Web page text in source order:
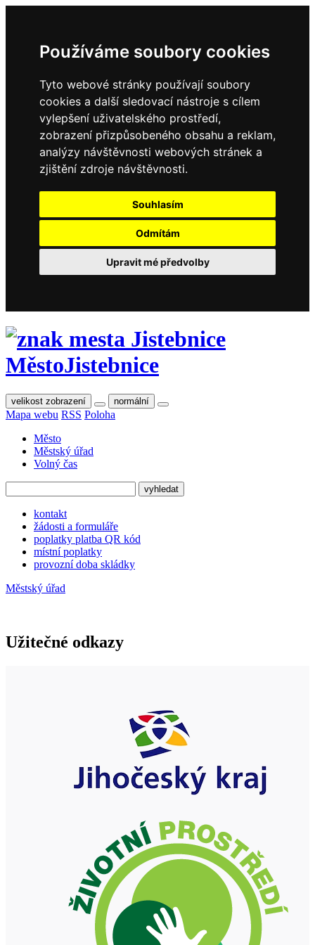
Používáme soubory cookies
Tyto webové stránky používají soubory
cookies a další sledovací nástroje s cílem
vylepšení uživatelského prostředí,
zobrazení přizpůsobeného obsahu a reklam,
analýzy návštěvnosti webových stránek a
zjištění zdroje návštěvnosti.
Souhlasím
Odmítám
Upravit mé předvolby
MěstoJistebnice
velikost zobrazení normální
Mapa webu RSS Poloha
Město
Městský úřad
Volný čas
kontakt
žádosti a formuláře
poplatky platba QR kód
místní poplatky
provozní doba skládky
Městský úřad
Užitečné odkazy